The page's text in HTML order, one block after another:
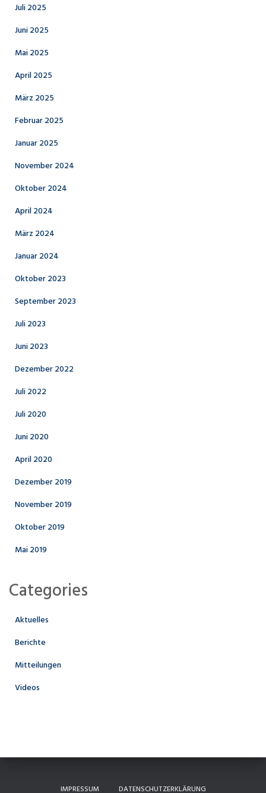
Juli 2025
Juni 2025
Mai 2025
April 2025
März 2025
Februar 2025
Januar 2025
November 2024
Oktober 2024
April 2024
März 2024
Januar 2024
Oktober 2023
September 2023
Juli 2023
Juni 2023
Dezember 2022
Juli 2022
Juli 2020
Juni 2020
April 2020
Dezember 2019
November 2019
Oktober 2019
Mai 2019
Categories
Aktuelles
Berichte
Mitteilungen
Videos
IMPRESSUM DATENSCHUTZERKLÄRUNG